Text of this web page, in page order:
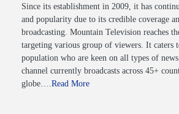
Since its establishment in 2009, it has
and popularity due to its credible coverage
broadcasting. Mountain Television reaches
targeting various group of viewers. It caters
population who are keen on all types of
channel currently broadcasts across 45+
globe…. Read More